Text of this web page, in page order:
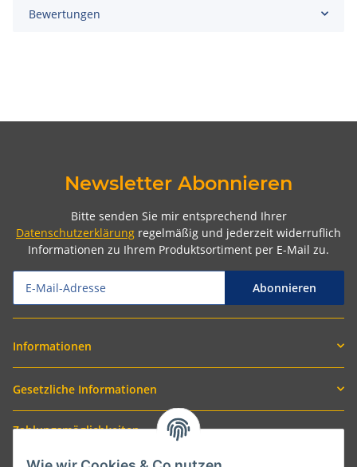
Bewertungen
Newsletter Abonnieren
Bitte senden Sie mir entsprechend Ihrer
Datenschutzerklärung regelmäßig und jederzeit widerruflich
Informationen zu Ihrem Produktsortiment per E-Mail zu.
Abonnieren
Informationen
Gesetzliche Informationen
Zahlungsmöglichkeiten